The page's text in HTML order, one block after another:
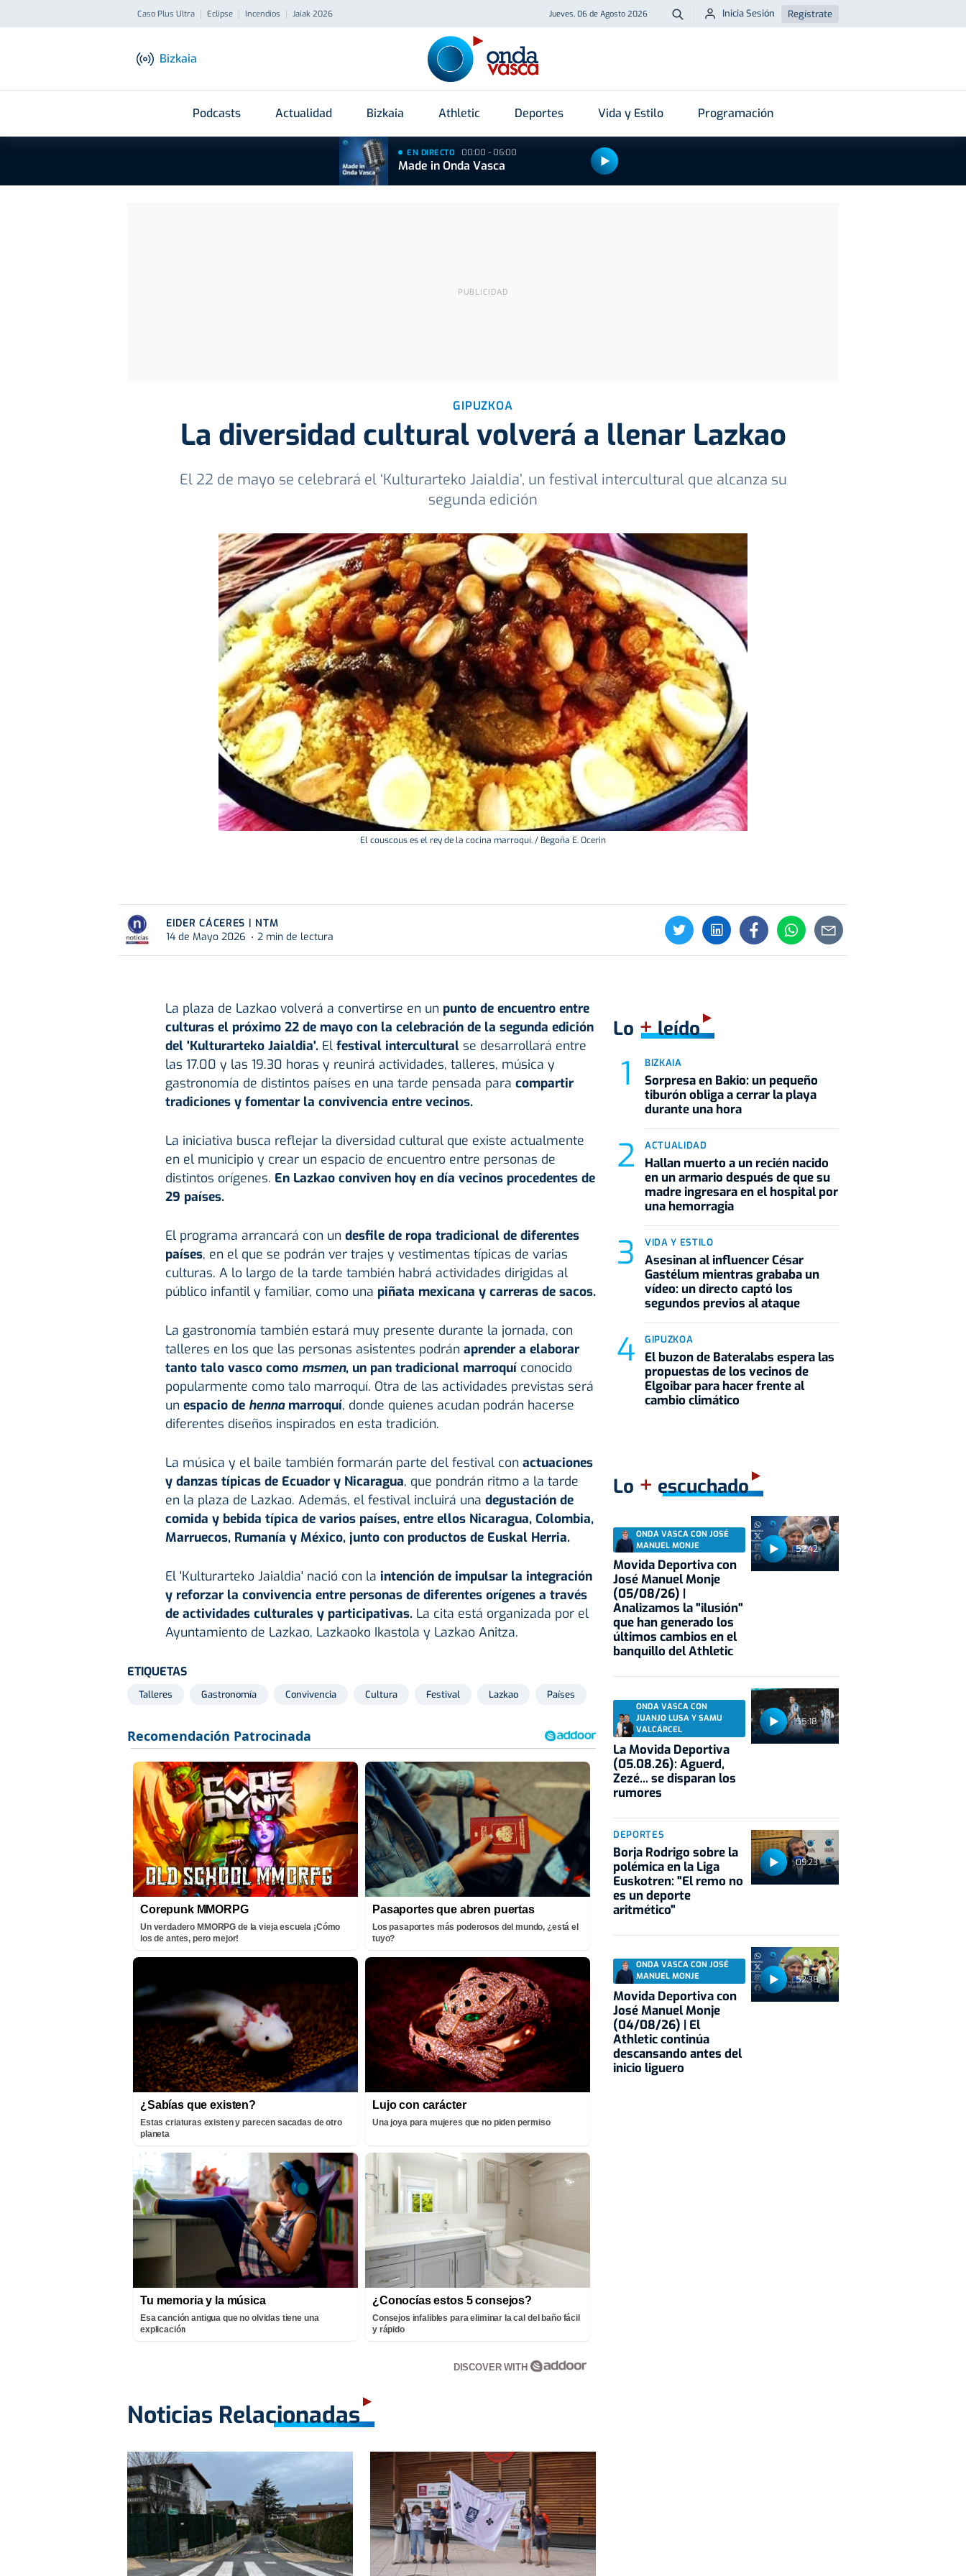
Caso Plus Ultra Eclipse Incendios Jaiak 2026 Jueves, 06 de Agosto 2026 Buscar
Inicia Sesión Regístrate
Bizkaia
Podcasts Actualidad Bizkaia Athletic Deportes Vida y Estilo Programación
EN DIRECTO 00:00 - 06:00
Made in Onda Vasca
GIPUZKOA
La diversidad cultural volverá a llenar Lazkao
El 22 de mayo se celebrará el ‘Kulturarteko Jaialdia’, un festival intercultural que alcanza su
segunda edición
El couscous es el rey de la cocina marroquí. / Begoña E. Ocerin
EIDER CÁCERES | NTM
14 de Mayo 2026
2 min de lectura
La plaza de Lazkao volverá a convertirse en un punto de encuentro entre
culturas el próximo 22 de mayo con la celebración de la segunda edición
del 'Kulturarteko Jaialdia'. El festival intercultural se desarrollará entre
las 17.00 y las 19.30 horas y reunirá actividades, talleres, música y
gastronomía de distintos países en una tarde pensada para compartir
tradicionesy fomentar la convivencia entre vecinos.
La iniciativa busca reflejar la diversidad cultural que existe actualmente
en el municipio y crear un espacio de encuentro entre personas de
distintos orígenes. En Lazkao conviven hoy en día vecinos procedentes de
29 países.
El programa arrancará con un desfile de ropa tradicional de diferentes
países, en el que se podrán ver trajes y vestimentas típicas de varias
culturas. A lo largo de la tarde también habrá actividades dirigidas al
público infantil y familiar, como una piñata mexicana y carreras de sacos.
La gastronomía también estará muy presente durante la jornada, con
talleres en los que las personas asistentes podrán aprender a elaborar
tanto talo vasco como msmen, un pan tradicional marroquí conocido
popularmente como talo marroquí. Otra de las actividades previstas será
un espacio de hennamarroquí, donde quienes acudan podrán hacerse
diferentes diseños inspirados en esta tradición.
La música y el baile también formarán parte del festival con actuaciones
y danzas típicas de Ecuador y Nicaragua, que pondrán ritmo a la tarde
en la plaza de Lazkao. Además, el festival incluirá una degustación de
comida y bebida típica de varios países, entre ellos Nicaragua, Colombia,
Marruecos, Rumanía y México, junto con productos de Euskal Herria.
El 'Kulturarteko Jaialdia' nació con la intención de impulsar la integración
y reforzar la convivencia entre personas de diferentes orígenes a través
de actividades culturales y participativas.La cita está organizada por el
Ayuntamiento de Lazkao, Lazkaoko Ikastola y Lazkao Anitza.
ETIQUETAS
Talleres Gastronomía Convivencia Cultura Festival Lazkao Países
Corepunk MMORPG
Un verdadero MMORPG de la vieja escuela ¡Cómo
los de antes, pero mejor!
Pasaportes que abren puertas
Los pasaportes más poderosos del mundo, ¿está el
tuyo?
¿Sabías que existen?
Estas criaturas existen y parecen sacadas de otro
planeta
Lujo con carácter
Una joya para mujeres que no piden permiso
Tu memoria y la música
Esa canción antigua que no olvidas tiene una
explicación
¿Conocías estos 5 consejos?
Consejos infalibles para eliminar la cal del baño fácil
y rápido
DISCOVER WITH
Noticias Relacionadas
Lo +leído
BIZKAIA
Sorpresa en Bakio: un pequeño
tiburón obliga a cerrar la playa
durante una hora
ACTUALIDAD
Hallan muerto a un recién nacido
en un armario después de que su
madre ingresara en el hospital por
una hemorragia
VIDA Y ESTILO
Asesinan al influencer César
Gastélum mientras grababa un
vídeo: un directo captó los
segundos previos al ataque
GIPUZKOA
El buzon de Bateralabs espera las
propuestas de los vecinos de
Elgoibar para hacer frente al
cambio climático
Lo + escuchado
52:42
ONDA VASCA CON JOSÉ
MANUEL MONJE
Movida Deportiva con
José Manuel Monje
(05/08/26) |
Analizamos la "ilusión"
que han generado los
últimos cambios en el
banquillo del Athletic
55:18
ONDA VASCA CON
JUANJO LUSA Y SAMU
VALCÁRCEL
La Movida Deportiva
(05.08.26): Aguerd,
Zezé... se disparan los
rumores
09:23
DEPORTES
Borja Rodrigo sobre la
polémica en la Liga
Euskotren: "El remo no
es un deporte
aritmético"
52:38
ONDA VASCA CON JOSÉ
MANUEL MONJE
Movida Deportiva con
José Manuel Monje
(04/08/26) | El
Athletic continúa
descansando antes del
inicio liguero